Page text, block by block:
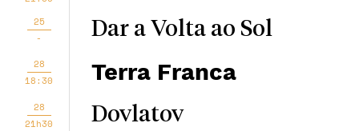
25
-
Dar a Volta ao Sol
28
18:30
Terra Franca
28
21h30
Dovlatov